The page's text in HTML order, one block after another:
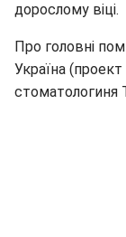
дорослому віці.
Про головні
Україна
стоматологиня